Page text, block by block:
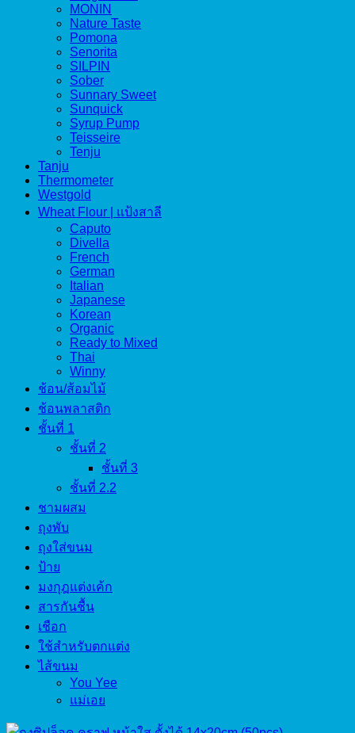
MONIN
Nature Taste
Pomona
Senorita
SILPIN
Sober
Sunnary Sweet
Sunquick
Syrup Pump
Teisseire
Tenju
Tanju
Thermometer
Westgold
Wheat Flour | แป้งสาลี
Caputo
Divella
French
German
Italian
Japanese
Korean
Organic
Ready to Mixed
Thai
Winny
ช้อน/ส้อมไม้
ช้อนพลาสติก
ชั้นที่ 1
ชั้นที่ 2
ชั้นที่ 3
ชั้นที่ 2.2
ชามผสม
ถุงพับ
ถุงใส่ขนม
ป้าย
มงกุฎแต่งเค้ก
สารกันชื้น
เชือก
ใช้สำหรับตกแต่ง
ไส้ขนม
You Yee
แม่เอย